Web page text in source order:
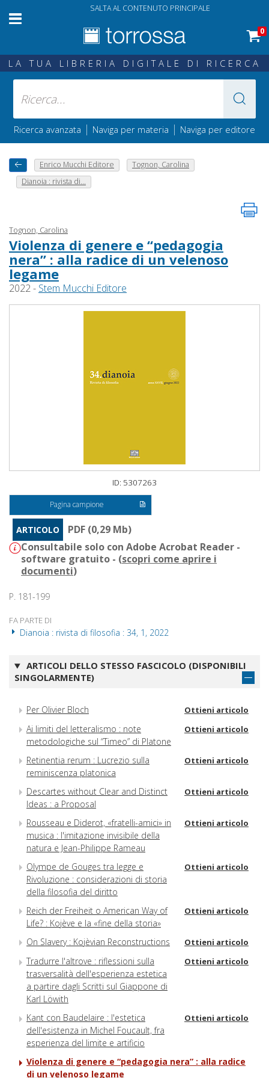
SALTA AL CONTENUTO PRINCIPALE
0
LA TUA LIBRERIA DIGITALE DI RICERCA
Ricerca avanzata | Naviga per materia | Naviga per editore
Enrico Mucchi Editore
Tognon, Carolina
Dianoia : rivista di...
Tognon, Carolina
Violenza di genere e “pedagogia
nera” : alla radice di un velenoso
legame
2022 - Stem Mucchi Editore
ID: 5307263
Pagina campione
ARTICOLO
PDF (0,29 Mb)
Consultabile solo con Adobe Acrobat Reader -
software gratuito - (scopri come aprire i
documenti)
P. 181-199
FA PARTE DI
Dianoia : rivista di filosofia : 34, 1, 2022
ARTICOLI DELLO STESSO FASCICOLO (DISPONIBILI
SINGOLARMENTE)
Per Olivier Bloch Ottieni articolo
Ai limiti del letteralismo : note
metodologiche sul “Timeo” di Platone
Ottieni articolo
Retinentia rerum : Lucrezio sulla
reminiscenza platonica
Ottieni articolo
Descartes without Clear and Distinct
Ideas : a Proposal
Ottieni articolo
Rousseau e Diderot, «fratelli-amici» in
musica : l'imitazione invisibile della
natura e Jean-Philippe Rameau
Ottieni articolo
Olympe de Gouges tra legge e
Rivoluzione : considerazioni di storia
della filosofia del diritto
Ottieni articolo
Reich der Freiheit o American Way of
Life? : Kojève e la «fine della storia»
Ottieni articolo
On Slavery : Kojèvian Reconstructions Ottieni articolo
Tradurre l'altrove : riflessioni sulla
trasversalità dell'esperienza estetica
a partire dagli Scritti sul Giappone di
Karl Löwith
Ottieni articolo
Kant con Baudelaire : l'estetica
dell'esistenza in Michel Foucault, fra
esperienza del limite e artificio
Ottieni articolo
Violenza di genere e “pedagogia nera” : alla radice
di un velenoso legame